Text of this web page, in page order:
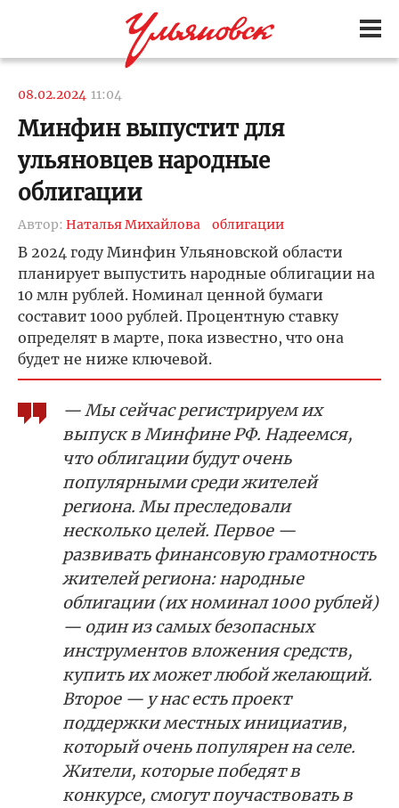
08.02.2024 11:04
Минфин выпустит для
ульяновцев народные
облигации
Автор: Наталья Михайлова облигации
В 2024 году Минфин Ульяновской области
планирует выпустить народные облигации на
10 млн рублей. Номинал ценной бумаги
составит 1000 рублей. Процентную ставку
определят в марте, пока известно, что она
будет не ниже ключевой.
— Мы сейчас регистрируем их
выпуск в Минфине РФ. Надеемся,
что облигации будут очень
популярными среди жителей
региона. Мы преследовали
несколько целей. Первое —
развивать финансовую грамотность
жителей региона: народные
облигации (их номинал 1000 рублей)
— один из самых безопасных
инструментов вложения средств,
купить их может любой желающий.
Второе — у нас есть проект
поддержки местных инициатив,
который очень популярен на селе.
Жители, которые победят в
конкурсе, смогут поучаствовать в